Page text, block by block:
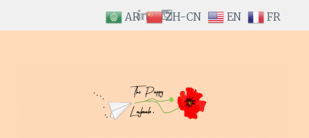
LinkedIn
Instagram
AR ZH-CN EN FR